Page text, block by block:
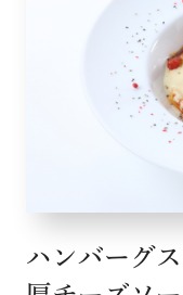
ハンバーグ